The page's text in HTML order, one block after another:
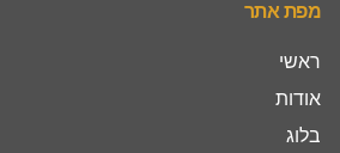
מפת אתר
ראשי
אודות
בלוג